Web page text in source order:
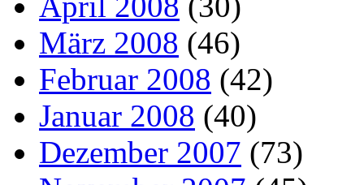
März 2008 (46)
Februar 2008 (42)
Januar 2008 (40)
Dezember 2007 (73)